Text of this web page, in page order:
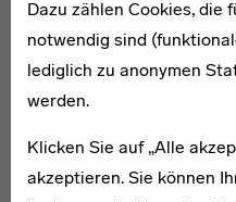
Dazu zählen Cookies, die
notwendig sind
lediglich zu anonymen
werden.
Klicken Sie auf „Alle
akzeptieren. Sie können
Ferdinand Gowa